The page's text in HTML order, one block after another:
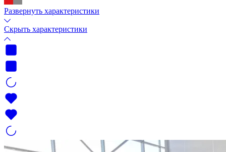
Развернуть характеристики
Скрыть характеристики